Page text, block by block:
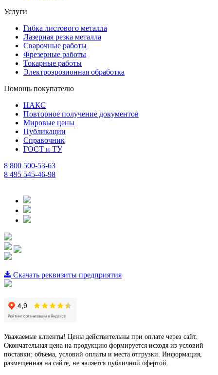
Услуги
Гибка листового металла
Лазерная резка металла
Сварочные работы
Фрезерные работы
Токарные работы
Электроэрозионная обработка
Помощь покупателю
НАКС
Повторное получение документов
Мировые цены
Публикации
Справочник
ГОСТ и ТУ
8 800 500-53-63
8 495 545-46-98
Скачать реквизиты предприятия
Уважаемые клиенты! Цены действительны при оплате через сайт.
Окончательная цена на продукцию формируется исходя из условий
поставки: объема, условий оплаты и места отгрузки. Информация,
размещенная на сайте, не является публичной офертой.